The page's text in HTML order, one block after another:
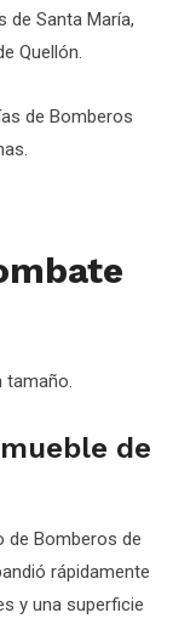
de Santa María,
Quellón.
de Bomberos
tamaño.
de
de Bomberos de
rápidamente
y una superficie